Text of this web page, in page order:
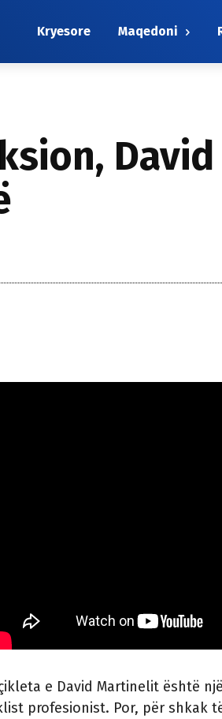
Kryesore Maqedoni
e David Martinelit është
profesionist. Por, për shkak